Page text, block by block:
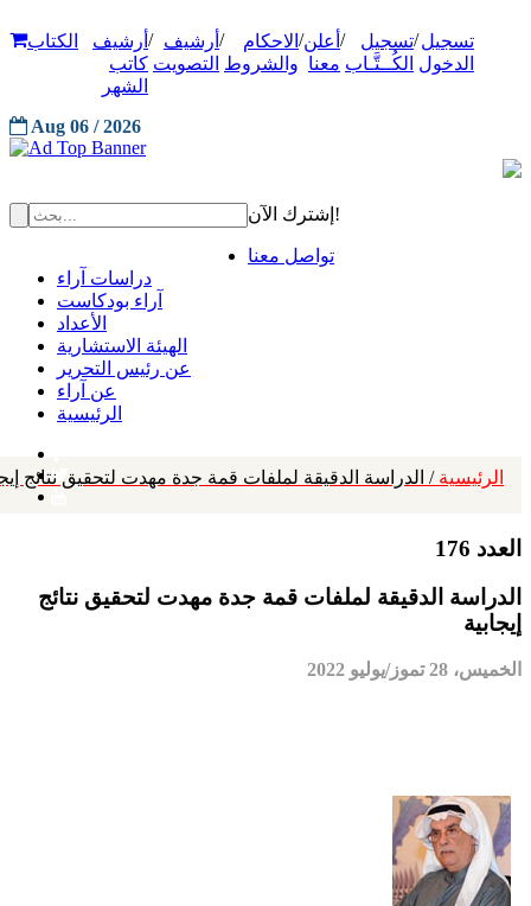
تسجيل
الدخول
/تسجيل
الكُــتَّـاب
/ أعلن
معنا
/ الاحكام
والشروط
/ أرشيف
التصويت
/ أرشيف
كاتب
الشهر
الكتاب
Aug 06 / 2026
إشترك الآن!
تواصل معنا
دراسات آراء
آراء بودكاست
الأعداد
الهيئة الاستشارية
عن رئيس التحرير
عن آراء
الرئيسية
الرئيسية / الدراسة الدقيقة لملفات قمة جدة مهدت لتحقيق نتائج
العدد 176
الدراسة الدقيقة لملفات قمة جدة مهدت لتحقيق نتائج
إيجابية
الخميس، 28 تموز/يوليو 2022